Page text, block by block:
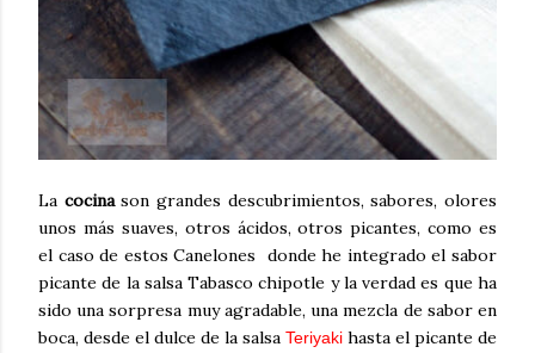
La cocinason grandes descubrimientos, sabores, olores
unos más suaves, otros ácidos, otros picantes, como es
el caso de estos Canelones donde he integrado el sabor
picante de la salsa Tabasco chipotle y la verdad es que ha
sido una sorpresa muy agradable, una mezcla de sabor en
boca, desde el dulce de la salsa Teriyaki hasta el picante de